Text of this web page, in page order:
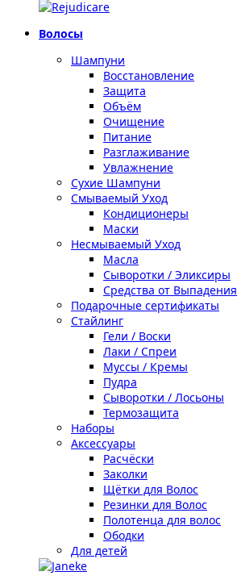
Волосы
Шампуни
Восстановление
Защита
Объём
Очищение
Питание
Разглаживание
Увлажнение
Сухие Шампуни
Смываемый Уход
Кондиционеры
Маски
Несмываемый Уход
Масла
Сыворотки / Эликсиры
Средства от Выпадения
Подарочные сертификаты
Стайлинг
Гели / Воски
Лаки / Спреи
Муссы / Кремы
Пудра
Сыворотки / Лосьоны
Термозащита
Наборы
Аксессуары
Расчёски
Заколки
Щётки для Волос
Резинки для Волос
Полотенца для волос
Ободки
Для детей